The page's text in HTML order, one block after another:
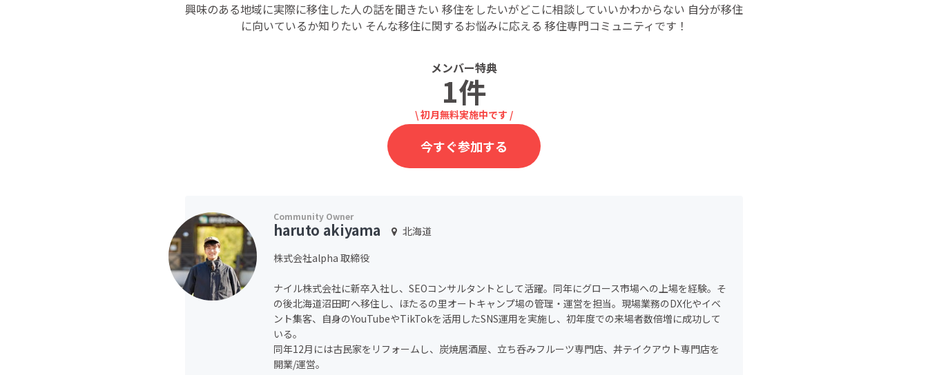
興味のある地域に実際に移住した人の話を聞きたい 移住をしたいがどこに相談していいかわからない 自分が移住
に向いているか知りたい そんな移住に関するお悩みに応える 移住専門コミュニティです！
メンバー特典
1件
\ 初月無料実施中です /
今すぐ参加する
haruto akiyama
北海道
株式会社alpha 取締役
ナイル株式会社に新卒入社し、SEOコンサルタントとして活躍。同年にグロース市場への上場を経験。そ
の後北海道沼田町へ移住し、ほたるの里オートキャンプ場の管理・運営を担当。現場業務のDX化やイベ
ント集客、自身のYouTubeやTikTokを活用したSNS運用を実施し、初年度での来場者数倍増に成功して
いる。
同年12月には古民家をリフォームし、炭焼居酒屋、立ち呑みフルーツ専門店、丼テイクアウト専門店を
開業/運営。